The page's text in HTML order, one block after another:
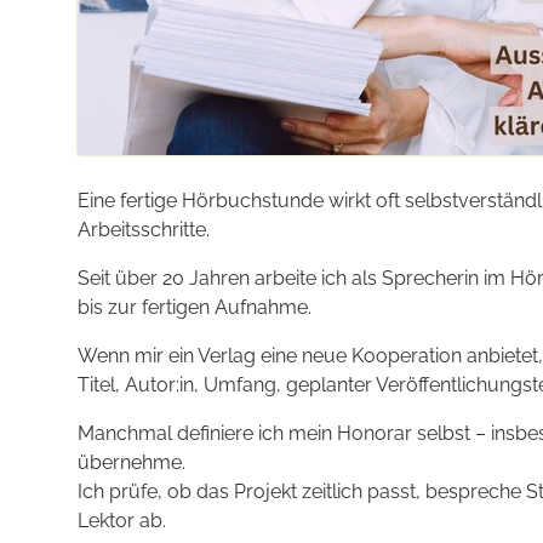
Eine fertige Hörbuch­stunde wirkt oft
Arbeits­schritte.
Seit über 20 Jahren arbeite ich als Sprecherin im
bis zur fertigen Aufnahme.
Wenn mir ein Verlag eine neue Kooperation
Titel, Autor:in, Umfang, geplanter
Manchmal definiere ich mein Honorar selbst –
übernehme.
Ich prüfe, ob das Projekt zeitlich passt, bespreche
Lektor ab.